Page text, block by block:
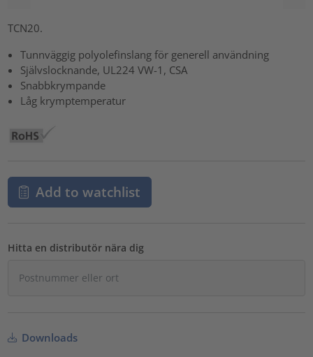
TCN20.
Tunnväggig polyolefinslang för generell användning
Självslocknande, UL224 VW-1, CSA
Snabbkrympande
Låg krymptemperatur
Add to watchlist
Hitta en distributör nära dig
Downloads